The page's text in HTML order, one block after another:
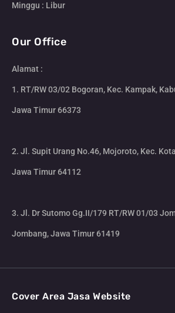
Minggu : Libur
Our Office
Alamat :
1. RT/RW 03/02 Bogoran, Kec. Kampak,
Jawa Timur 66373
2. Jl. Supit Urang No.46, Mojoroto, Kec.
Jawa Timur 64112
3. Jl. Dr Sutomo Gg.II/179 RT/RW 01/03
Jombang, Jawa Timur 61419
Cover Area Jasa Website